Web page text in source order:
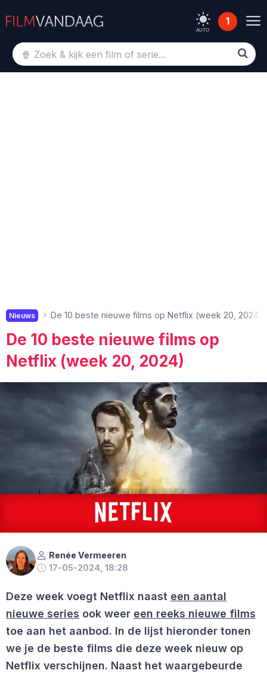
AUTO
1
Nieuws De 10 beste nieuwe films op Netflix (week 20, 2024)
De 10 beste nieuwe films op
Netflix (week 20, 2024)
Renée Vermeeren
17-05-2024, 18:28
Deze week voegt Netflix naast een aantal
nieuwe series ook weer een reeks nieuwe films
toe aan het aanbod. In de lijst hieronder tonen
we je de beste films die deze week nieuw op
Netflix verschijnen. Naast het waargebeurde